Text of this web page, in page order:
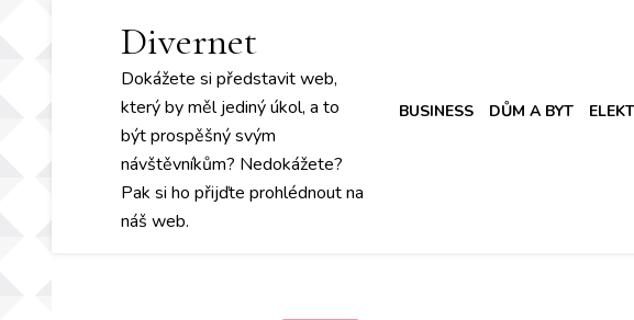
Divernet
Dokážete si představit web,
který by měl jediný úkol, a to
být prospěšný svým
návštěvníkům? Nedokážete?
Pak si ho přijďte prohlédnout na
náš web.
BUSINESS DŮM A BYT